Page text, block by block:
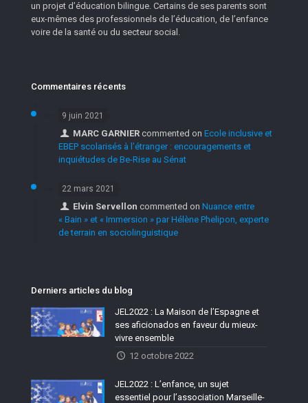
un projet d’éducation bilingue. Certains de ses parents sont
eux-mêmes des professionnels de l’éducation, de l’enfance
voire de la santé ou du secteur social.
Commentaires récents
9 juin 2021
MARC GARNIER commented onEcole inclusive et
EBEP scolarisés à l’étranger : encouragements et
inquiétudes de Be-Rise au Sénat
22 mars 2021
Elvin Servellon commented onNuance entre
« Bain » et « Immersion » par Hélène Phelipon, experte
de terrain en sociolinguistique
Derniers articles du blog
JEL2022 : La Maison de l’Espagne et
ses aficionados en faveur du mieux-
vivre ensemble
12 octobre 2022
JEL2022 : L’enfance, un sujet
essentiel pour l’association Marseille-